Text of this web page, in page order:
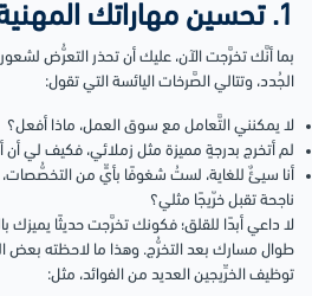
1. تحسين مهاراتك المهنية
بما أنَّك تخرَّجت الآن، عليك أن تحذر التعرُّض لشعور
الجُدد، وتتالي الصَّرخات اليائسة التي تقول:
لا يمكنني التَّعامل مع سوق العمل، ماذا أفعل؟
لم أتخرج بدرجةٍ مميزة مثل زملائي، فكيف لي
أنا سيئٌ للغاية، لستُ شغوفًا بأيٍّ من
ناجحة تقبل خرّيجًا مثلي؟
لا داعي أبدًا للقلق؛ فكونك تخرَّجت حديثًا يميزك
طوال مسارك بعد التخرُّج. وهذا ما لاحظته بعض
توظيف الخرِّيجين العديد من الفوائد، مثل: